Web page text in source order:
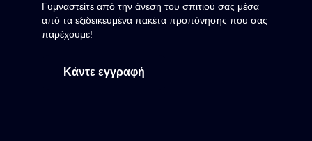
Γυμναστείτε από την άνεση του σπιτιού σας μέσα
από τα εξιδεικευμένα πακέτα προπόνησης που σας
παρέχουμε!
Κάντε εγγραφή